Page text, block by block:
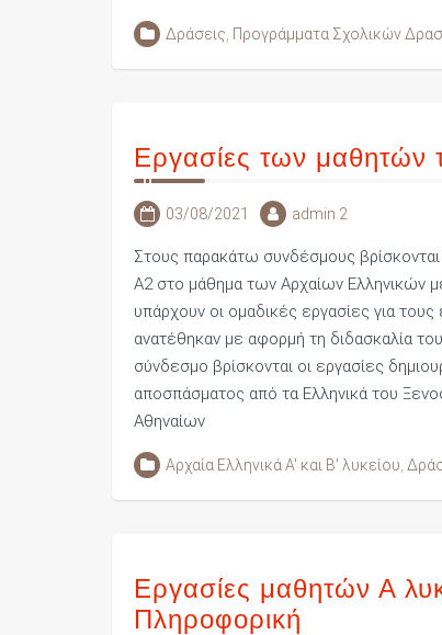
Δράσεις Προγράμματα Σχολικών
Εργασίες των μαθητών
03/08/2021 admin 2
Στους παρακάτω συνδέσμους
Α2 στο μάθημα των Αρχαίων Ελληνικών
υπάρχουν οι ομαδικές εργασίες για
ανατέθηκαν με αφορμή τη διδασκαλία
σύνδεσμο βρίσκονται οι εργασίες
αποσπάσματος από τα Ελληνικά του
Αθηναίων
Αρχαία Ελληνικά Α' και Β' λυκείου
Εργασίες μαθητών Α
Πληροφορική